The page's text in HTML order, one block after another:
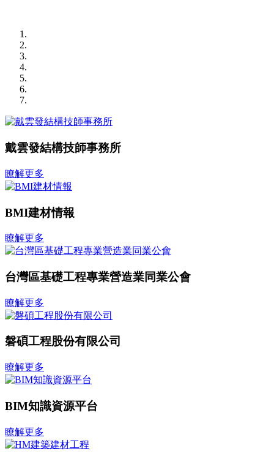
戴雲發結構技師事務所
瞭解更多
BMI建材情報
瞭解更多
台灣區基礎工程專業營造業同業公會
瞭解更多
磐碩工程股份有限公司
瞭解更多
BIM知識資源平台
瞭解更多